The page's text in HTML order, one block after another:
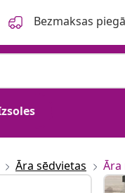
Bezmaksas
Āra sēdvietas Āra